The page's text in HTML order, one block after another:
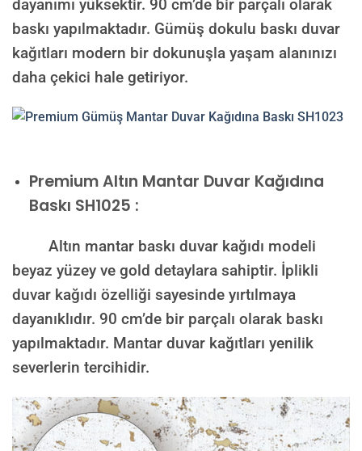
dayanımı yüksektir. 90 cm’de bir parçalı olarak
baskı yapılmaktadır. Gümüş dokulu baskı duvar
kağıtları modern bir dokunuşla yaşam alanınızı
daha çekici hale getiriyor.
PremiumAltın Mantar Duvar Kağıdına
Baskı SH1025 :
Altın mantar baskı duvar kağıdı modeli
beyaz yüzey ve gold detaylara sahiptir. İplikli
duvar kağıdı özelliği sayesinde yırtılmaya
dayanıklıdır. 90 cm’de bir parçalı olarak baskı
yapılmaktadır. Mantar duvar kağıtları yenilik
severlerin tercihidir.